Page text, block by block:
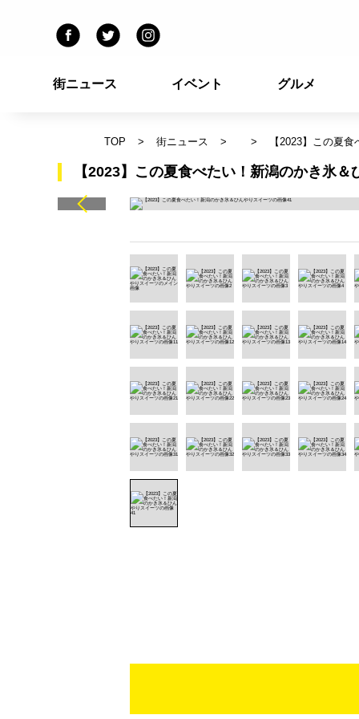
街ニュース イベント グルメ
TOP 街ニュース 【2023】この夏
【2023】この夏食べたい！新潟のかき氷